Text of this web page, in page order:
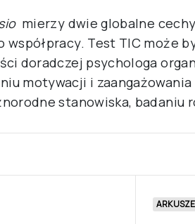
mierzy dwie globalne
współpracy. Test TIC może
doradczej psychologa
motywacji i
stanowiska, badaniu